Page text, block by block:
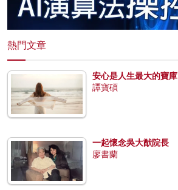
熱門文章
安心是人生最大的寶庫
譚寶碩
一起懷念吳大猷院長
廖書蘭